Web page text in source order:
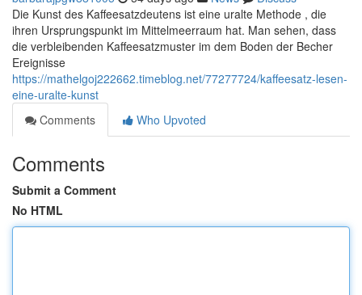
Die Kunst des Kaffeesatzdeutens ist eine uralte Methode , die
ihren Ursprungspunkt im Mittelmeerraum hat. Man sehen, dass
die verbleibenden Kaffeesatzmuster im dem Boden der Becher
Ereignisse
https://mathelgoj222662.timeblog.net/77277724/kaffeesatz-lesen-
eine-uralte-kunst
Comments
Who Upvoted
Comments
Submit a Comment
No HTML